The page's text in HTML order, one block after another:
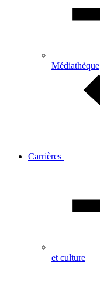
Médiathèque
Carrières
et culture